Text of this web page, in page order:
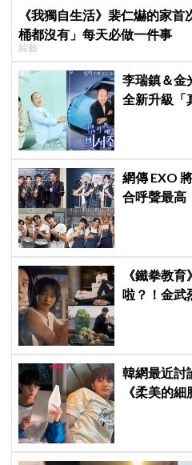
《我獨自生活》裴仁爀的家
桶都沒有」每天必做一件事
綜藝
李瑞鎮＆金
全新升級「
網傳 EXO
合呼聲最高
《鐵拳教
啦？！金武
韓網最近討
《柔美的